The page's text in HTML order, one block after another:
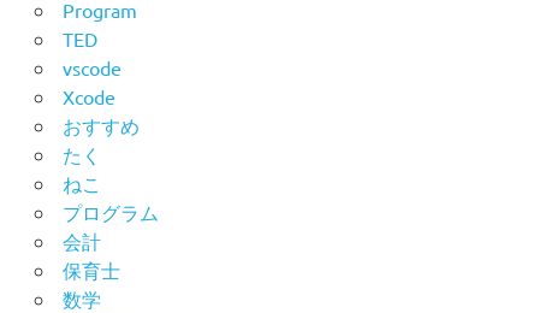
Program
TED
vscode
Xcode
おすすめ
たく
ねこ
プログラム
会計
保育士
数学